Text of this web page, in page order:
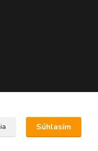
sběr cookies.
Súhlasím